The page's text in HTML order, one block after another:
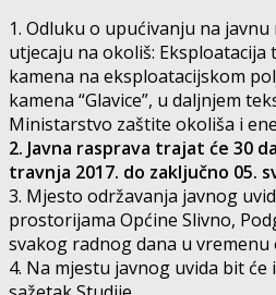
1. Odluku o upućivanju na
utjecaju na okoliš:
kamena na eksploatacijskom
kamena “Glavice”, u daljnjem
Ministarstvo zaštite okoliša i
2. Javna rasprava trajat će 30
travnja 2017. do zaključno 05.
3. Mjesto održavanja javnog
prostorijama Općine Slivno,
svakog radnog dana u vremenu
4. Na mjestu javnog uvida bit će